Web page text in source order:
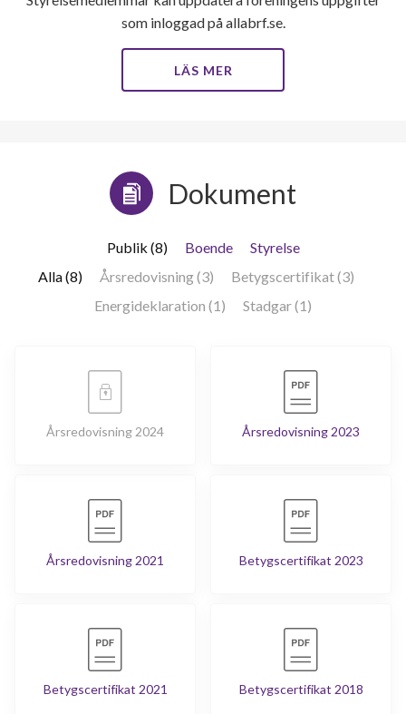
som inloggad på allabrf.se.
LÄS MER
Dokument
Publik (8) Boende
Styrelse
Alla (8)
Årsredovisning (3)
Betygscertifikat (3)
Energideklaration (1)
Stadgar (1)
Årsredovisning 2024 Årsredovisning 2023
Årsredovisning 2021 Betygscertifikat 2023
Betygscertifikat 2021 Betygscertifikat 2018